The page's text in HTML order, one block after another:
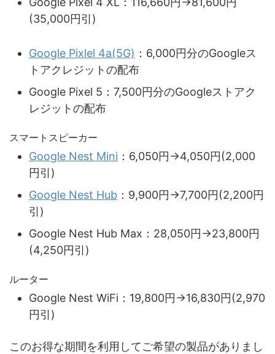
(35,000円引)
Google Pixlel 4a(5G) ：6,000円分のGoogleス
トアクレジットの配布
Google Pixel 5：7,500円分のGoogleストアク
レジットの配布
スマートスピーカー
Google Nest Mini ：6,050円→4,050円(2,000
円引)
Google Nest Hub ：9,900円→7,700円(2,200円
引)
Google Nest Hub Max：28,050円→23,800円
(4,250円引)
ルーター
Google Nest WiFi：19,800円→16,830円(2,970
円引)
このお得な期間を利用してご希望の製品がありまし